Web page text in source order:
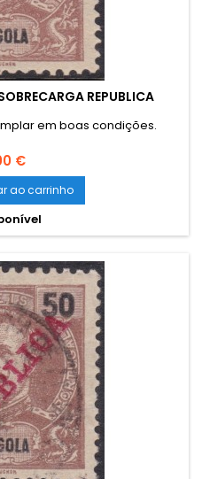
REPUBLICA
em boas condições.
€
ao carrinho